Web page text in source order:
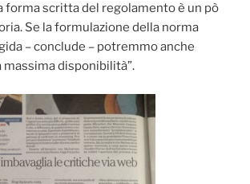
forma scritta del regolamento è un pò
Se la formulazione della norma
– conclude – potremmo anche
massima disponibilità”.